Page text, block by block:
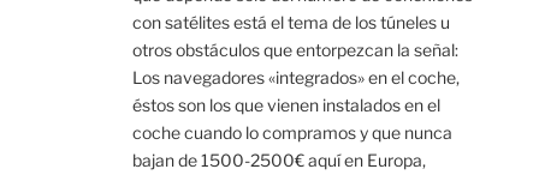
con satélites está el tema de los túneles u
otros obstáculos que entorpezcan la señal:
Los navegadores «integrados» en el coche,
éstos son los que vienen instalados en el
coche cuando lo compramos y que nunca
bajan de 1500-2500€ aquí en Europa,